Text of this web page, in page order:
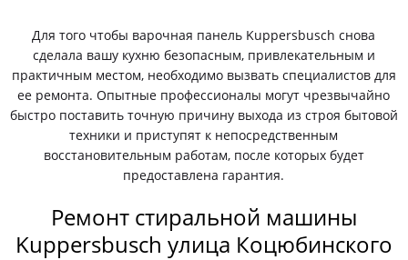
Для того чтобы варочная панель Kuppersbusch снова
сделала вашу кухню безопасным, привлекательным и
практичным местом, необходимо вызвать специалистов для
ее ремонта. Опытные профессионалы могут чрезвычайно
быстро поставить точную причину выхода из строя бытовой
техники и приступят к непосредственным
восстановительным работам, после которых будет
предоставлена гарантия.
Ремонт стиральной машины
Kuppersbusch улица Коцюбинского